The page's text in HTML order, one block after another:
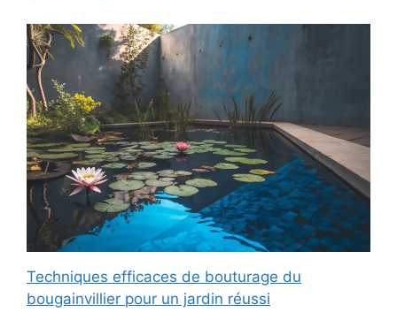
Techniques efficaces de bouturage du
bougainvillier pour un jardin réussi